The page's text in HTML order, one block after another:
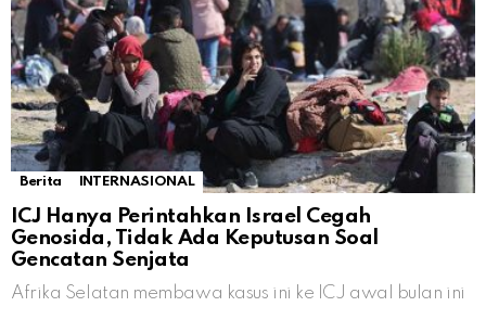
Berita INTERNASIONAL
ICJ Hanya Perintahkan Israel Cegah
Genosida, Tidak Ada Keputusan Soal
Gencatan Senjata
Afrika Selatan membawa kasus ini ke ICJ awal bulan ini